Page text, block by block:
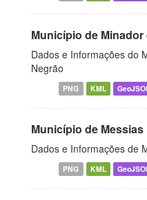
Município de Minador
Dados e Informações do
Negrão
PNG KML
Município de Messias
Dados e Informações de
PNG KML